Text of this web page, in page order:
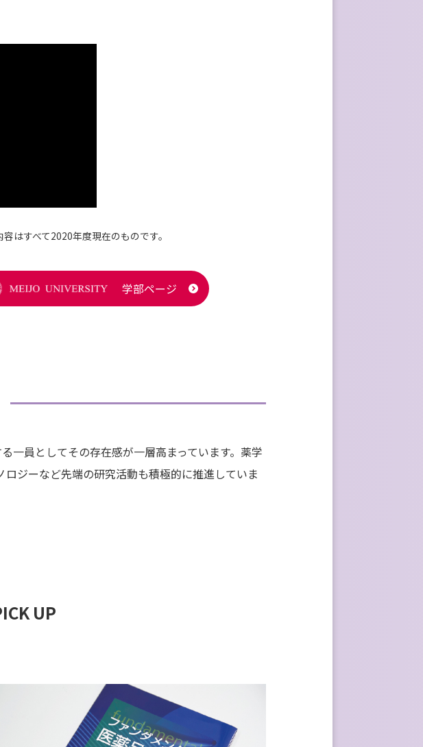
はすべて2020年度現在のものです。
学部ページ
⼀員としてその存在感が⼀層⾼まっています。薬学
ジーなど先端の研究活動も積極的に推進していま
UP